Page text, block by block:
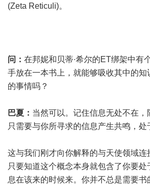
(Zeta Reticuli)。
问： 在邦妮和贝蒂·希尔的ET绑架中有
手放在一本书上，就能够吸收其中的知
的事情吗？
巴夏： 当然可以。记住信息无处不在
只需要与你所寻求的信息产生共鸣，处
这与我们刚才向你解释的与天使领域连
只要知道这个概念本身就包含了你要
息在该来的时候来。你并不总是需要书